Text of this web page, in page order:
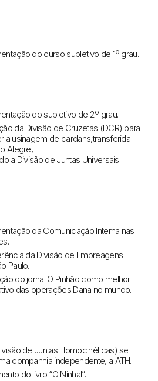
do curso supletivo de 1º grau.
do supletivo de 2º grau.
da Divisão de Cruzetas (DCR) para
a usinagem de cardans,transferida
Alegre,
a Divisão de Juntas Universais
da Comunicação Interna nas
da Divisão de Embreagens
Paulo.
do jornal O Pinhão como melhor
das operações Dana no mundo.
de Juntas Homocinéticas) se
companhia independente, a ATH.
do livro “O Ninhal”.